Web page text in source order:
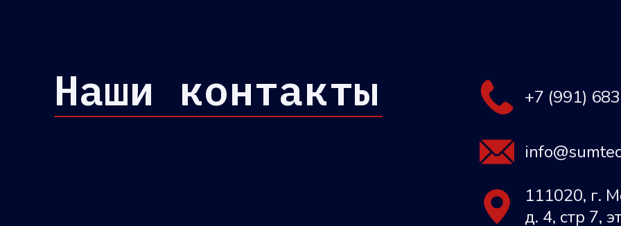
+7 (991)
Наши контакты
111020, г.
д. 4, стр 7,